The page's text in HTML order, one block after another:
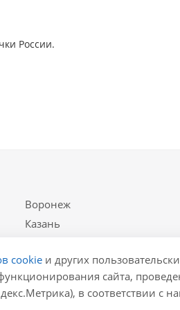
России.
Воронеж
Казань
Москва
Новосибирск
Самара
cookieи других
сайта,
в соответствии с